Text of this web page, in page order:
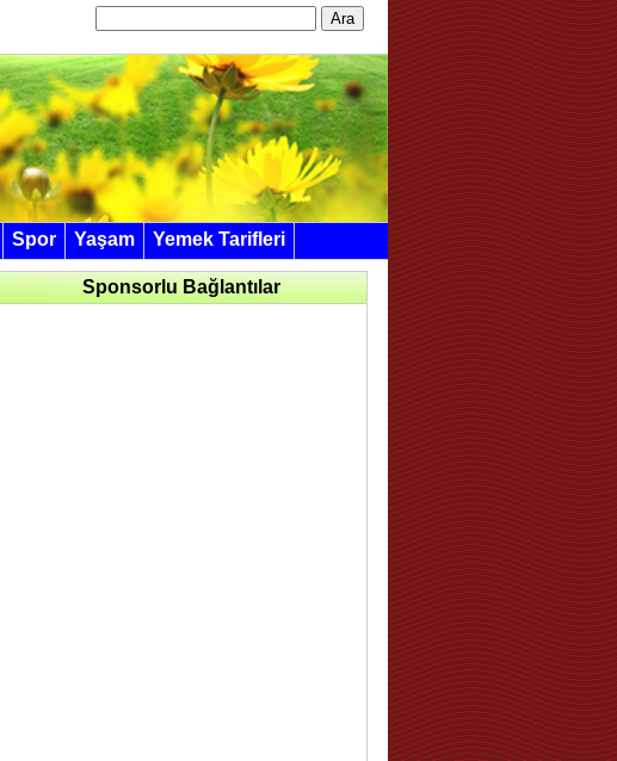
Spor Yaşam Yemek Tarifleri
Sponsorlu Bağlantılar